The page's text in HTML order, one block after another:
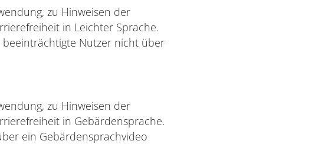
zu Hinweisen der
in Leichter Sprache.
Nutzer nicht über
zu Hinweisen der
in Gebärdensprache.
ein Gebärdensprachvideo